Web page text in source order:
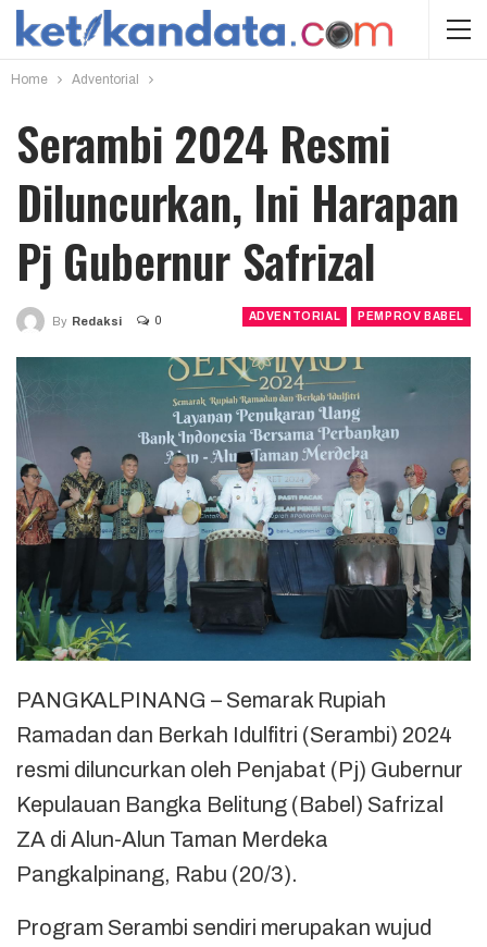
Home Adventorial
Serambi 2024 Resmi
Diluncurkan, Ini Harapan
Pj Gubernur Safrizal
ADVENTORIAL PEMPROV BABEL
By Redaksi 0
PANGKALPINANG – Semarak Rupiah
Ramadan dan Berkah Idulfitri (Serambi) 2024
resmi diluncurkan oleh Penjabat (Pj) Gubernur
Kepulauan Bangka Belitung (Babel) Safrizal
ZA di Alun-Alun Taman Merdeka
Pangkalpinang, Rabu (20/3).
Program Serambi sendiri merupakan wujud